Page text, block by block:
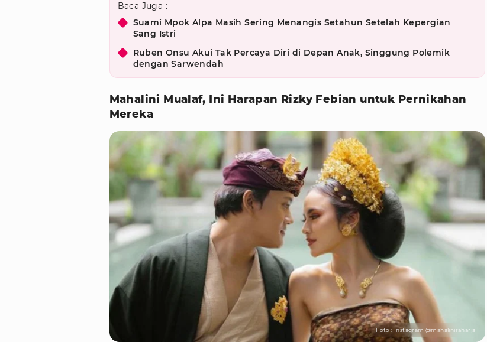
Baca Juga :
Suami Mpok Alpa Masih Sering Menangis Setahun Setelah Kepergian
Sang Istri
Ruben Onsu Akui Tak Percaya Diri di Depan Anak, Singgung Polemik
dengan Sarwendah
Mahalini Mualaf, Ini Harapan Rizky Febian untuk Pernikahan
Mereka
Foto : Instagram @mahaliniraharja